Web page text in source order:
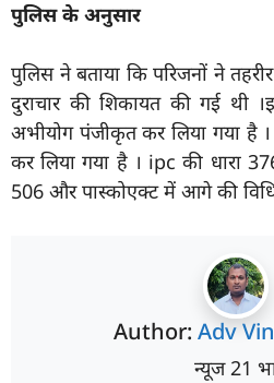
पुलिस के अनुसार
पुलिस ने बताया कि परिजनों ने
दुराचार की शिकायत की गई थी
अभीयोग पंजीकृत कर लिया गया है
कर लिया गया है । ipc की धारा
506 और पास्कोएक्ट में आगे की
Author: Adv
न्यूज 21